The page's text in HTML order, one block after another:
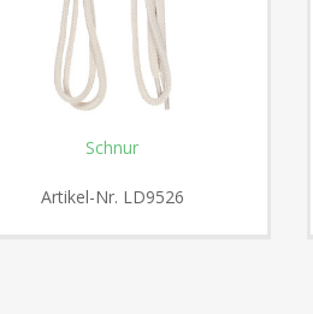
Schnur
Artikel-Nr. LD9526